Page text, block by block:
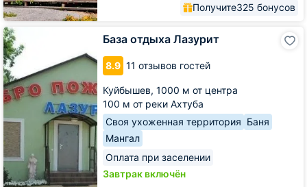
Получите325 бонусов
База отдыха Лазурит
8.9 11 отзывов гостей
Куйбышев, 1000 м от центра
100 м от реки Ахтуба
Своя ухоженная территория Баня
Мангал
Оплата при заселении
Завтрак включён
База
отдыха
Лазурит